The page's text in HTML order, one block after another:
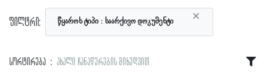
ფილტრი: ×
წყაროს ტიპი საარქივო დოკუმენტი
სორტირება ახალი ჩანაწერების მიხედვით